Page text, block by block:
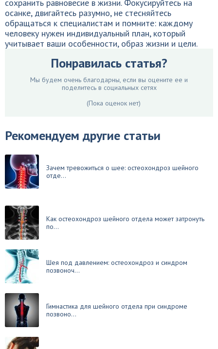
сохранить равновесие в жизни. Фокусируйтесь на
осанке, двигайтесь разумно, не стесняйтесь
обращаться к специалистам и помните: каждому
человеку нужен индивидуальный план, который
учитывает ваши особенности, образ жизни и цели.
Понравилась статья?
Мы будем очень благодарны, если вы оцените ее и
поделитесь в социальных сетях
(Пока оценок нет)
Рекомендуем другие статьи
Зачем тревожиться о шее: остеохондроз шейного
отде...
Как остеохондроз шейного отдела может затронуть
по...
Шея под давлением: остеохондроз и синдром
позвоноч...
Гимнастика для шейного отдела при синдроме
позвоно...